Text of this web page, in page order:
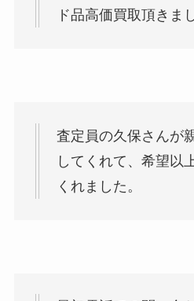
ド品高価買取頂きま
査定員の久保さんが
してくれて、希望以
くれました。